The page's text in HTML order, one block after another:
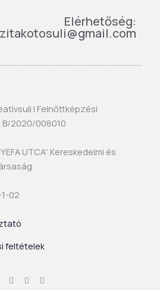
Elérhetőség:
| Felnőttképzési
2020/008010
UTCA” Kereskedelmi és
02
feltételek
F
a
I
n
Y
o